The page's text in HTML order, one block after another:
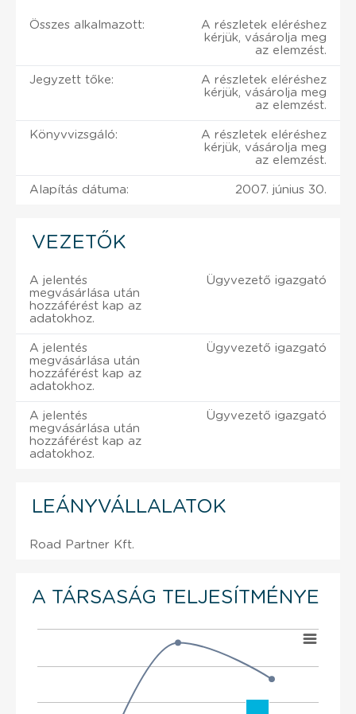
Összes alkalmazott:
A részletek eléréshez
kérjük, vásárolja meg
az elemzést.
Jegyzett tőke:
A részletek eléréshez
kérjük, vásárolja meg
az elemzést.
Könyvvizsgáló:
A részletek eléréshez
kérjük, vásárolja meg
az elemzést.
Alapítás dátuma: 2007. június 30.
VEZETŐK
A jelentés
megvásárlása után
hozzáférést kap az
adatokhoz.
Ügyvezető igazgató
A jelentés
megvásárlása után
hozzáférést kap az
adatokhoz.
Ügyvezető igazgató
A jelentés
megvásárlása után
hozzáférést kap az
adatokhoz.
Ügyvezető igazgató
LEÁNYVÁLLALATOK
Road Partner Kft.
A TÁRSASÁG TELJESÍTMÉNYE